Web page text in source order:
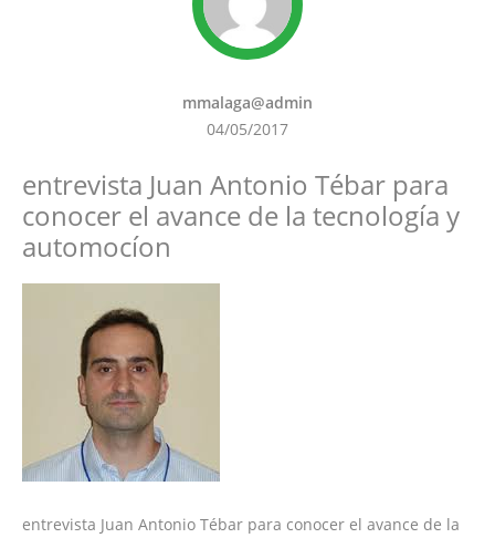
mmalaga@admin
04/05/2017
entrevista Juan Antonio Tébar para
conocer el avance de la tecnología y
automocíon
entrevista Juan Antonio Tébar para conocer el avance de la